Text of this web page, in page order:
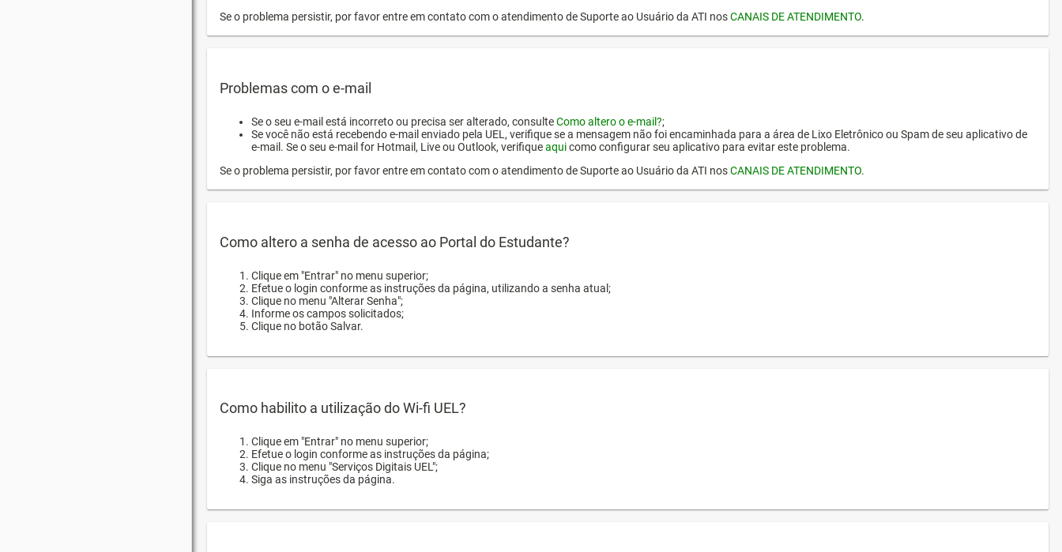
Se o problema persistir, por favor entre em contato com o atendimento de Suporte ao Usuário da ATI nosCANAIS DE ATENDIMENTO.
Problemas com o e-mail
Se o seu e-mail está incorreto ou precisa ser alterado, consulteComo altero o e-mail?;
Se você não está recebendo e-mail enviado pela UEL, verifique se a mensagem não foi encaminhada para a área de Lixo Eletrônico ou Spam de seu aplicativo de
e-mail. Se o seu e-mail for Hotmail, Live ou Outlook, verifiqueaquicomo configurar seu aplicativo para evitar este problema.
Se o problema persistir, por favor entre em contato com o atendimento de Suporte ao Usuário da ATI nosCANAIS DE ATENDIMENTO.
Como altero a senha de acesso ao Portal do Estudante?
Clique em "Entrar" no menu superior;
Efetue o login conforme as instruções da página, utilizando a senha atual;
Clique no menu "Alterar Senha";
Informe os campos solicitados;
Clique no botão Salvar.
Como habilito a utilização do Wi-fi UEL?
Clique em "Entrar" no menu superior;
Efetue o login conforme as instruções da página;
Clique no menu "Serviços Digitais UEL";
Siga as instruções da página.